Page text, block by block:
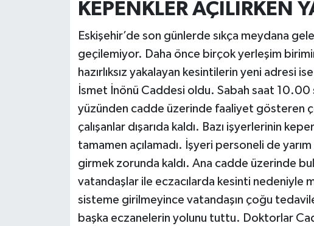
KEPENKLER AÇILIRKEN
Eskişehir’de son günlerde sıkça meydana
geçilemiyor. Daha önce birçok yerleşim
hazırlıksız yakalayan kesintilerin yeni adresi
İsmet İnönü Caddesi oldu. Sabah saat 10.00
yüzünden cadde üzerinde faaliyet gösteren
çalışanlar dışarıda kaldı. Bazı işyerlerinin
tamamen açılamadı. İşyeri personeli de
girmek zorunda kaldı. Ana cadde üzerinde
vatandaşlar ile eczacılarda kesinti
sisteme girilmeyince vatandaşın çoğu
başka eczanelerin yolunu tuttu. Doktorlar